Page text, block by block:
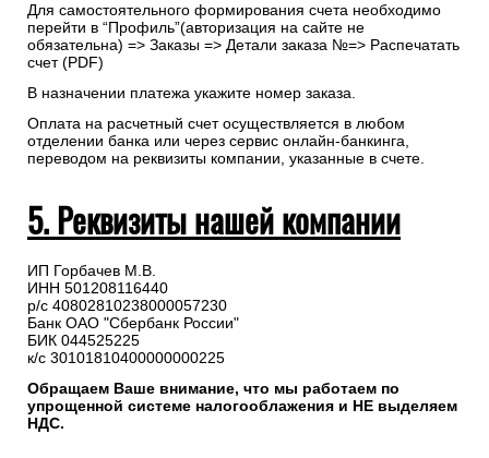
Для самостоятельного формирования счета необходимо
перейти в “Профиль”(авторизация на сайте не
обязательна) => Заказы => Детали заказа №=> Распечатать
счет (PDF)
В назначении платежа укажите номер заказа.
Оплата на расчетный счет осуществляется в любом
отделении банка или через сервис онлайн-банкинга,
переводом на реквизиты компании, указанные в счете.
5. Реквизиты нашей компании
ИП Горбачев М.В.
ИНН 501208116440
р/с 40802810238000057230
Банк ОАО "Сбербанк России"
БИК 044525225
к/с 30101810400000000225
Обращаем Ваше внимание, что мы работаем по
упрощенной системе налогооблажения и НЕ выделяем
НДС.